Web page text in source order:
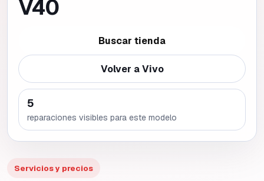
V40
Buscar tienda
Volver aVivo
5
reparaciones visibles para este modelo
Servicios y precios